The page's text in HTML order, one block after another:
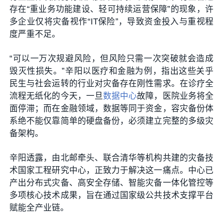
存在“重业务功能建设、轻可持续运营保障”的现象，许
多企业仅将灾备视作“IT保险”，导致资金投入与重视程
度严重不足。
“可以一万次规避风险，但风险只需一次突破就会造成
毁灭性损失。”辛阳以医疗和金融为例，指出这些关乎
民生与社会运转的行业对灾备存在刚性需求。在诊疗全
流程无纸化的今天，一旦数据中心故障，医院业务将全
面停滞；而在金融领域，数据等同于资金，容灾备份体
系绝不能仅靠简单的硬盘备份，必须建立完整的多级灾
备架构。
辛阳透露，由北邮牵头、联合清华等机构共建的灾备技
术国家工程研究中心，正致力于解决这一痛点。中心已
产出分布式灾备、高安全存储、智能灾备一体化管控等
多项核心技术成果，旨在通过国家级公共技术支撑平台
赋能全产业链。